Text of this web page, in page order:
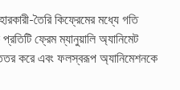
তৈরি কিফ্রেমের মধ্যে গতি
ফ্রেম ম্যানুয়ালি অ্যানিমেট
করে এবং ফলস্বরূপ অ্যানিমেশনকে